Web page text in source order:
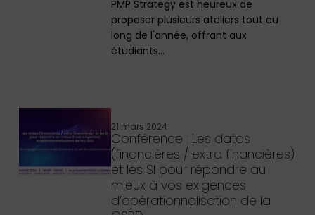
PMP Strategy est heureux de
proposer plusieurs ateliers tout au
long de l'année, offrant aux
étudiants…
21 mars 2024
Conférence : Les datas
(financières / extra financières)
et les SI pour répondre au
mieux à vos exigences
d’opérationnalisation de la